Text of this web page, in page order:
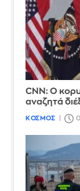
CNN: Ο
αναζητά
ΚΟΣΜΟΣ